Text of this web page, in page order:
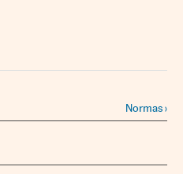
Normas›